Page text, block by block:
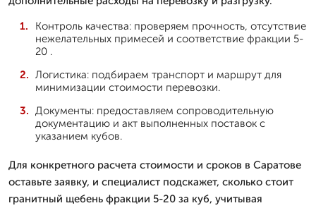
Контроль качества: проверяем прочность, отсутствие
нежелательных примесей и соответствие фракции 5-
20 .
Логистика: подбираем транспорт и маршрут для
минимизации стоимости перевозки.
Документы: предоставляем сопроводительную
документацию и акт выполненных поставок с
указанием кубов.
Для конкретного расчета стоимости и сроков в Саратове
оставьте заявку, и специалист подскажет, сколько стоит
гранитный щебень фракции 5-20 за куб, учитывая